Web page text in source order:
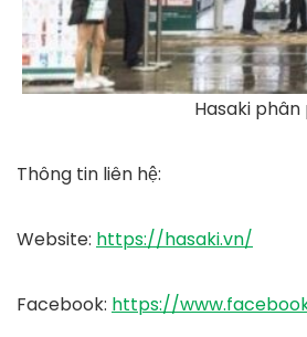
Hasaki
Thông tin liên hệ:
Website: https://hasaki.vn/
Facebook: https://